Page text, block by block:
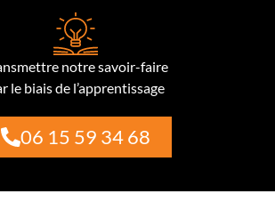
notre savoir-faire
le biais de l’apprentissage
06 15 59 34 68